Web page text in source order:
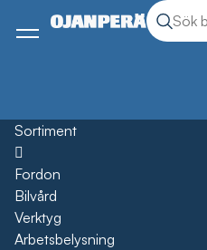
Sök
Sök
Meny
Sortiment
Öppna
Fordon
Bilvård
Verktyg
Arbetsbelysning